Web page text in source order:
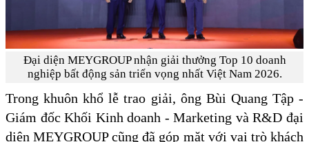
Đại diện MEYGROUP nhận giải thưởng Top 10 doanh
nghiệp bất động sản triển vọng nhất Việt Nam 2026.
Trong khuôn khổ lễ trao giải, ông Bùi Quang Tập -
Giám đốc Khối Kinh doanh - Marketing và R&D đại
diện MEYGROUP cũng đã góp mặt với vai trò khách